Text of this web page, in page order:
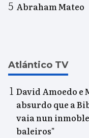
Abraham Mateo
Atlántico TV
David Amoedo e
absurdo que a
vaia nun
baleiros"